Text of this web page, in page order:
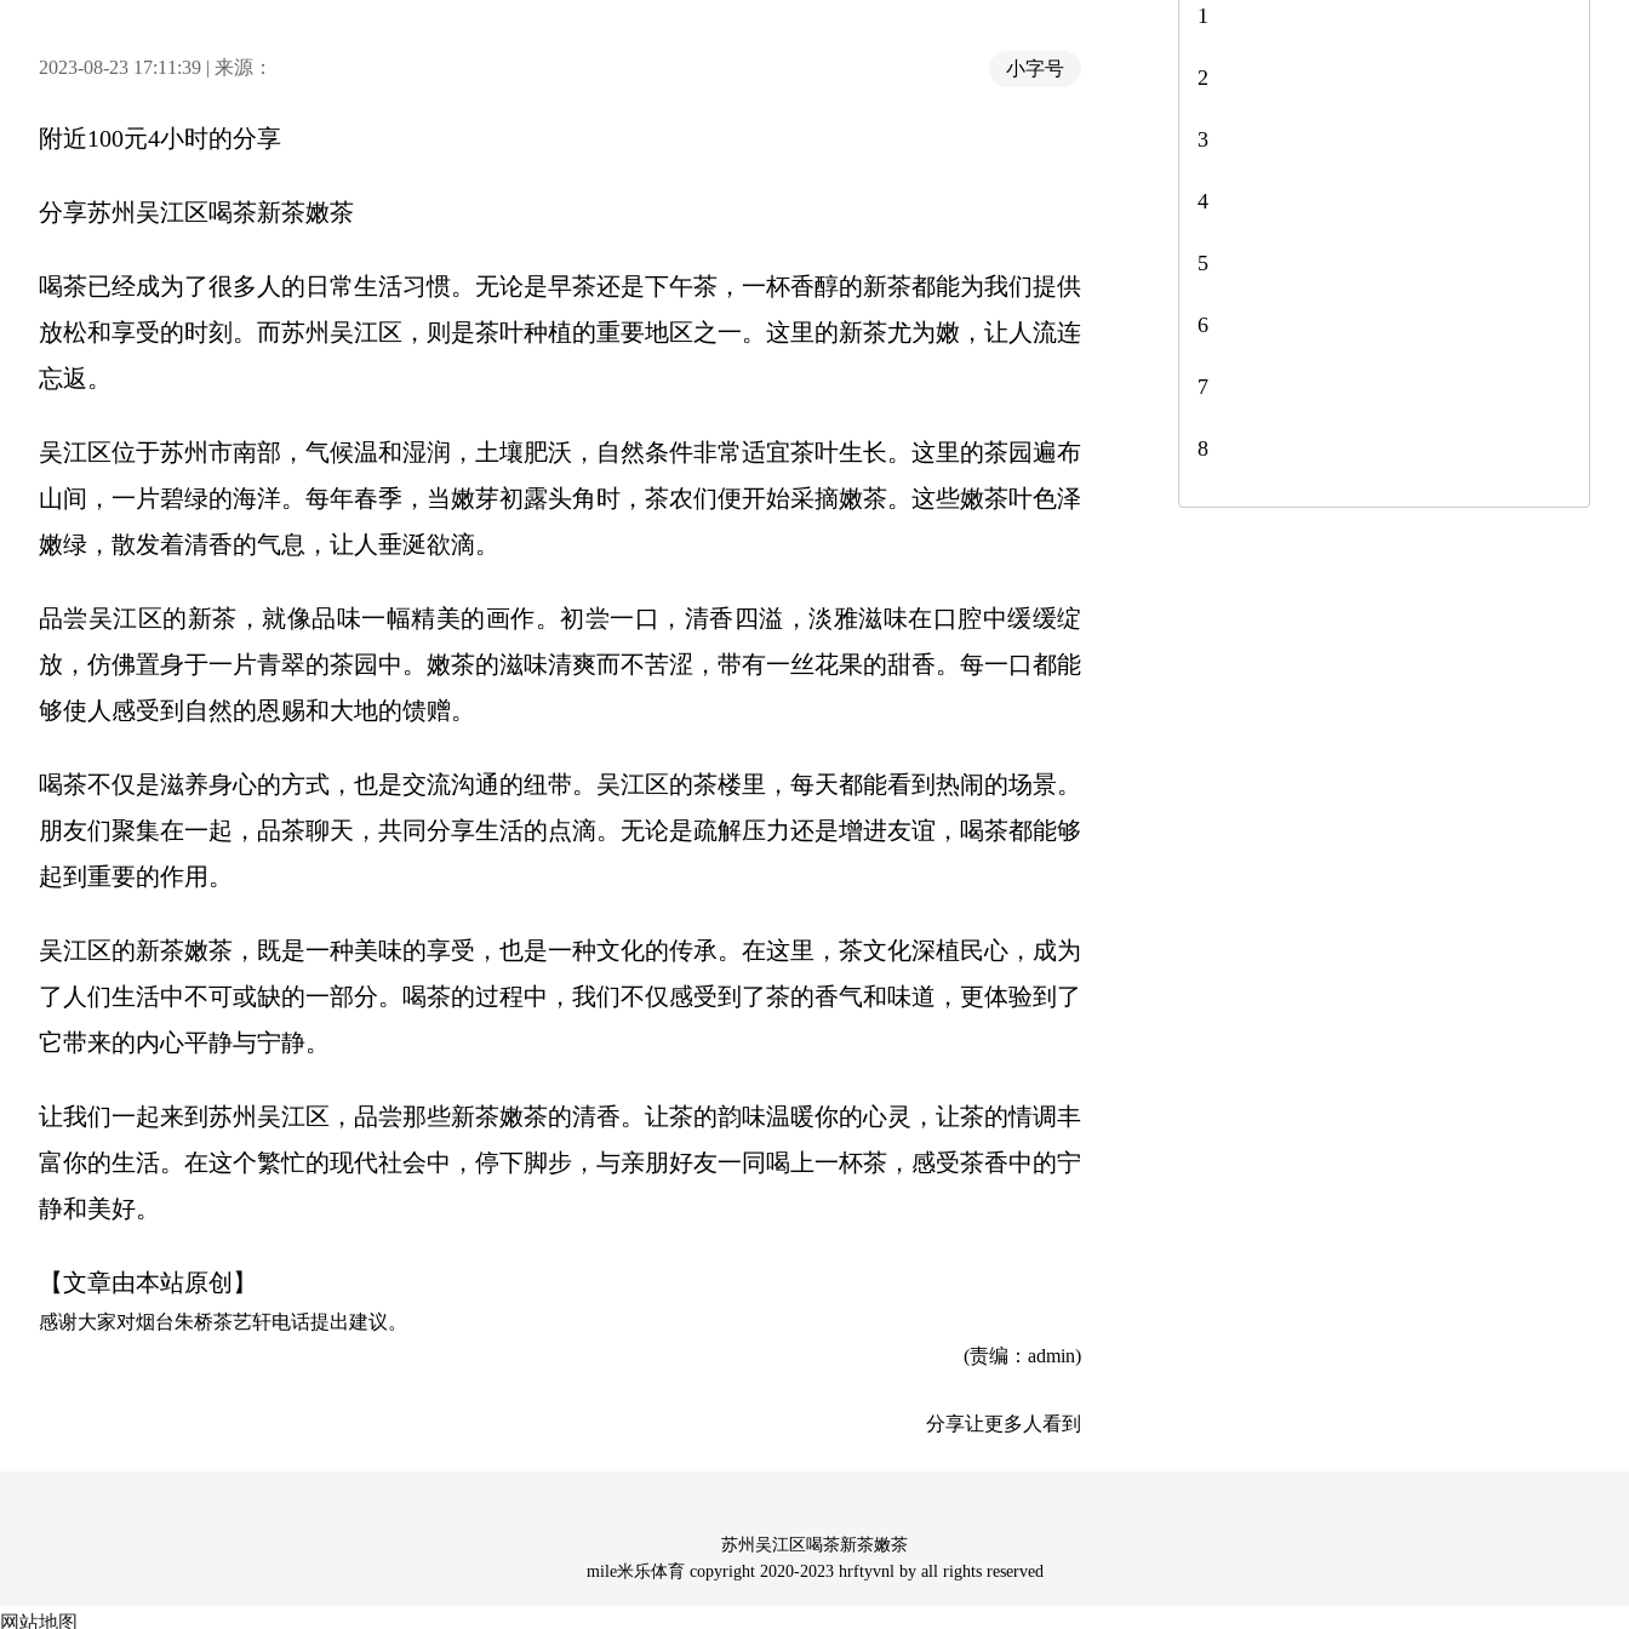
2023-08-23 17:11:39 | 来源： 小字号
附近100元4小时的分享
分享苏州吴江区喝茶新茶嫩茶
喝茶已经成为了很多人的日常生活习惯。无论是早茶还是下午茶，一杯香醇的新茶都能为我们提供
放松和享受的时刻。而苏州吴江区，则是茶叶种植的重要地区之一。这里的新茶尤为嫩，让人流连
忘返。
吴江区位于苏州市南部，气候温和湿润，土壤肥沃，自然条件非常适宜茶叶生长。这里的茶园遍布
山间，一片碧绿的海洋。每年春季，当嫩芽初露头角时，茶农们便开始采摘嫩茶。这些嫩茶叶色泽
嫩绿，散发着清香的气息，让人垂涎欲滴。
品尝吴江区的新茶，就像品味一幅精美的画作。初尝一口，清香四溢，淡雅滋味在口腔中缓缓绽
放，仿佛置身于一片青翠的茶园中。嫩茶的滋味清爽而不苦涩，带有一丝花果的甜香。每一口都能
够使人感受到自然的恩赐和大地的馈赠。
喝茶不仅是滋养身心的方式，也是交流沟通的纽带。吴江区的茶楼里，每天都能看到热闹的场景。
朋友们聚集在一起，品茶聊天，共同分享生活的点滴。无论是疏解压力还是增进友谊，喝茶都能够
起到重要的作用。
吴江区的新茶嫩茶，既是一种美味的享受，也是一种文化的传承。在这里，茶文化深植民心，成为
了人们生活中不可或缺的一部分。喝茶的过程中，我们不仅感受到了茶的香气和味道，更体验到了
它带来的内心平静与宁静。
让我们一起来到苏州吴江区，品尝那些新茶嫩茶的清香。让茶的韵味温暖你的心灵，让茶的情调丰
富你的生活。在这个繁忙的现代社会中，停下脚步，与亲朋好友一同喝上一杯茶，感受茶香中的宁
静和美好。
【文章由本站原创】
感谢大家对烟台朱桥茶艺轩电话提出建议。
(责编：admin)
分享让更多人看到
1
2
3
4
5
6
7
8
苏州吴江区喝茶新茶嫩茶
mile米乐体育 copyright 2020-2023 hrftyvnl by all rights reserved
网站地图